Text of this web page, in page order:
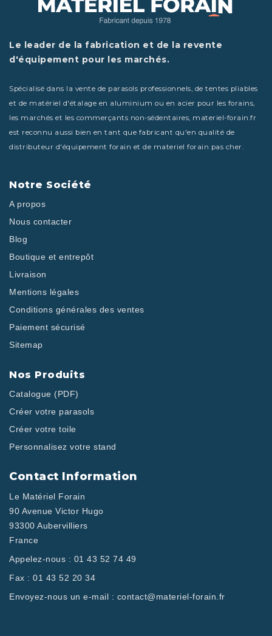
Le leader de la fabrication et de la revente
d'équipement pour les marchés.
Spécialisé dans la vente de parasols professionnels, de tentes pliables
et de matériel d'étalage en aluminium ou en acier pour les forains,
les marchés et les commerçants non-sédentaires, materiel-forain.fr
est reconnu aussi bien en tant que fabricant qu'en qualité de
distributeur d'équipement forain et de materiel forain pas cher.
Notre Société
A propos
Nous contacter
Blog
Boutique et entrepôt
Livraison
Mentions légales
Conditions générales des ventes
Paiement sécurisé
Sitemap
Nos Produits
Catalogue (PDF)
Créer votre parasols
Créer votre toile
Personnalisez votre stand
Contact Information
Le Matériel Forain
90 Avenue Victor Hugo
93300 Aubervilliers
France
Appelez-nous : 01 43 52 74 49
Fax : 01 43 52 20 34
Envoyez-nous un e-mail : contact@materiel-forain.fr